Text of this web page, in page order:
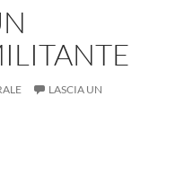
LASCIA UN